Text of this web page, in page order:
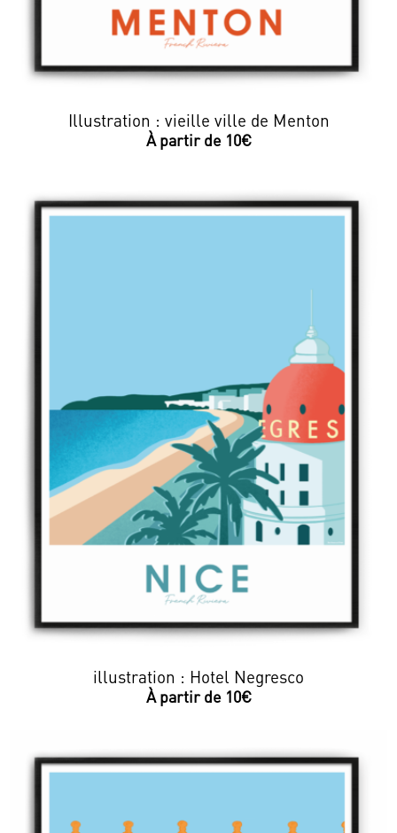
Illustration : vieille ville de Menton
illustration : Hotel Negresco